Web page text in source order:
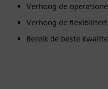
Verhoog de
Verhoog de flexibiliteit
Bereik de beste